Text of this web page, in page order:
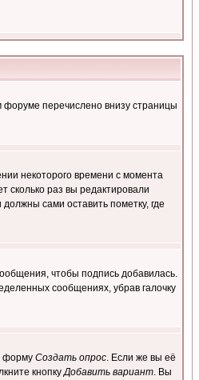
форуме перечислено внизу страницы
некоторого времени с момента
сколько раз вы редактировали
сами оставить пометку, где
чтобы подпись добавилась.
сообщениях, убрав галочку
форму Создать опрос. Если же вы её
кнопкуДобавить вариант. Вы